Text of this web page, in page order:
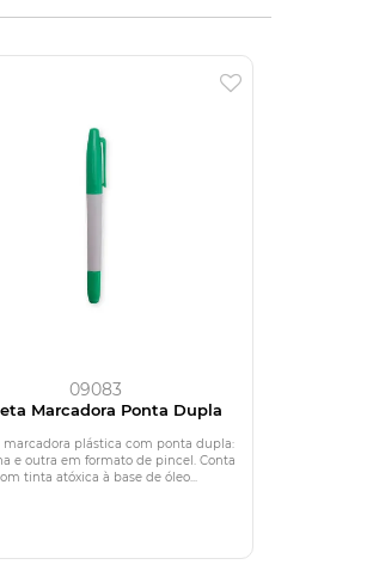
09083
Marcadora Ponta Dupla
marcadora plástica com ponta dupla:
e outra em formato de pincel. Conta
tinta atóxica à base de óleo...